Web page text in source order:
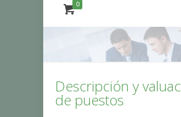
0
Descripción y
de puestos